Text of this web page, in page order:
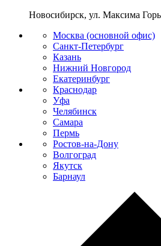
Новосибирск, ул. Максима
Москва (основной офис)
Санкт-Петербург
Казань
Нижний Новгород
Екатеринбург
Краснодар
Уфа
Челябинск
Самара
Пермь
Ростов-на-Дону
Волгоград
Якутск
Барнаул